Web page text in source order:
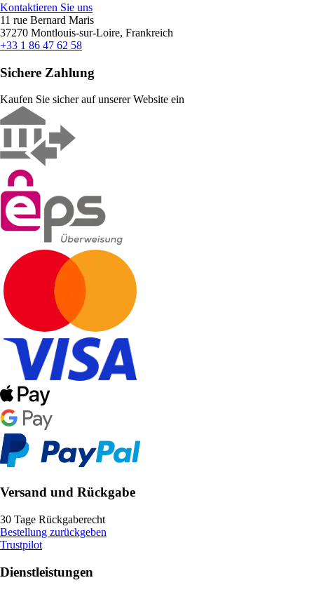
Kontaktieren Sie uns
11 rue Bernard Maris
37270 Montlouis-sur-Loire, Frankreich
+33 1 86 47 62 58
Sichere Zahlung
Kaufen Sie sicher auf unserer Website ein
Versand und Rückgabe
30 Tage Rückgaberecht
Bestellung zurückgeben
Trustpilot
Dienstleistungen